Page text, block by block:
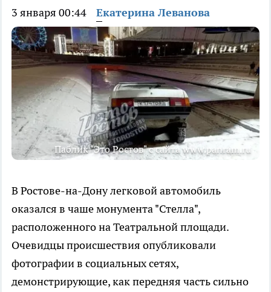
3 января 00:44 Екатерина Леванова
Паблик "Это Ростов" с сайта www.panram.ru
В Ростове-на-Дону легковой автомобиль
оказался в чаше монумента "Стелла",
расположенного на Театральной площади.
Очевидцы происшествия опубликовали
фотографии в социальных сетях,
демонстрирующие, как передняя часть сильно